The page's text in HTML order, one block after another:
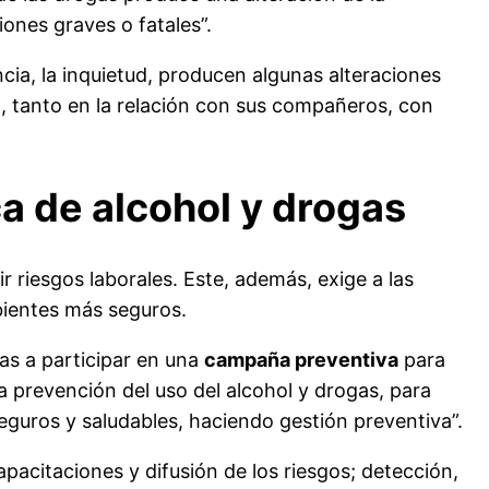
graves o fatales”.
la inquietud, producen algunas alteraciones
, tanto en la relación con sus compañeros, con
de alcohol y drogas
riesgos laborales. Este, además, exige a las
más seguros.
a participar en una campaña preventiva para
del uso del alcohol y drogas, para
y saludables, haciendo gestión preventiva”.
y difusión de los riesgos; detección,